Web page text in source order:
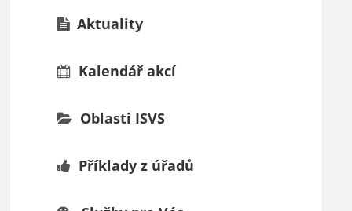
Aktuality
Kalendář akcí
Oblasti ISVS
Příklady z úřadů